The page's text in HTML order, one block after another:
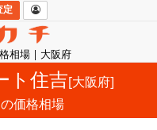
相場 | 大阪府
定
ト住吉[大阪府]
価格相場